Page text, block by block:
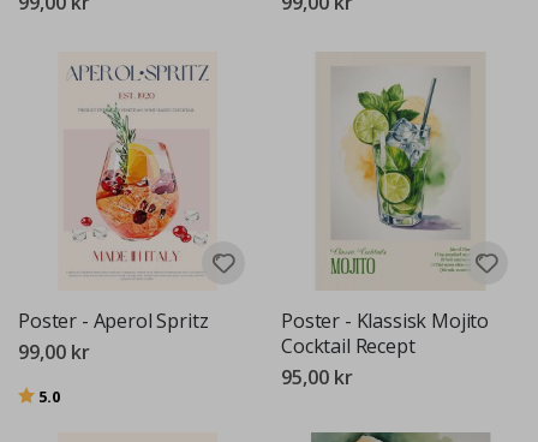
Poster - Aperol Spritz
99,00 kr
Betyg:
5.0
Poster - Klassisk Mojito
Cocktail Recept
95,00 kr